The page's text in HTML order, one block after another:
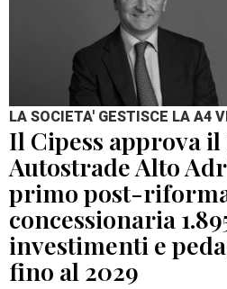
LA SOCIETA' GESTISCE LA A4
Il Cipess approva il
Autostrade Alto
primo post-
concessionaria
investimenti e
fino al 2029